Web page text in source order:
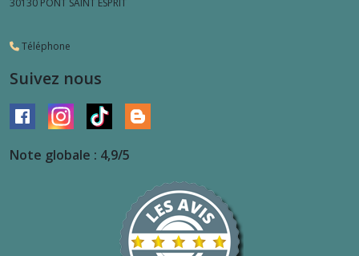
30130 PONT SAINT ESPRIT
Téléphone
Suivez nous
Note globale : 4,9/5